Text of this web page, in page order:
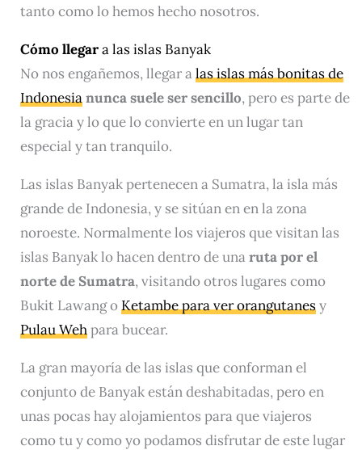
tanto como lo hemos hecho nosotros.
Cómo llegara las islas Banyak
No nos engañemos, llegar alas islas más bonitas de
Indonesianunca suele ser sencillo, pero es parte de
la gracia y lo que lo convierte en un lugar tan
especial y tan tranquilo.
Las islas Banyak pertenecen a Sumatra, la isla más
grande de Indonesia, y se sitúan en en la zona
noroeste. Normalmente los viajeros que visitan las
islas Banyak lo hacen dentro de unaruta por el
norte de Sumatra, visitando otros lugares como
Bukit Lawang oKetambe para ver orangutanesy
Pulau Wehpara bucear.
La gran mayoría de las islas que conforman el
conjunto de Banyak están deshabitadas, pero en
unas pocas hay alojamientos para que viajeros
como tu y como yo podamos disfrutar de este lugar